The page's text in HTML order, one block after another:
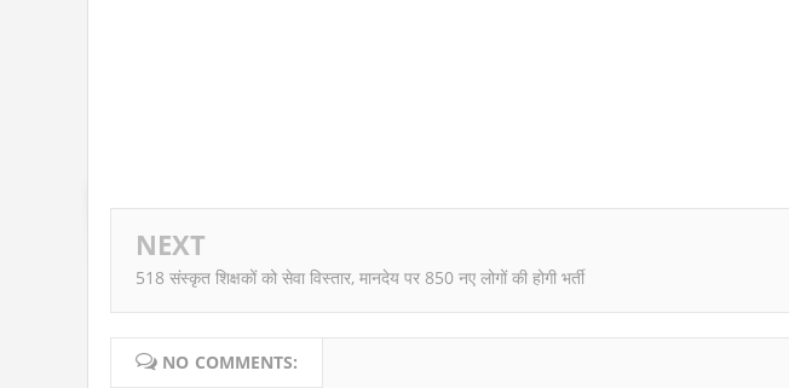
NEXT
518 संस्कृत शिक्षकों को सेवा विस्तार, मानदेय पर 850 नए लोगों की होगी भर्ती
NO COMMENTS: